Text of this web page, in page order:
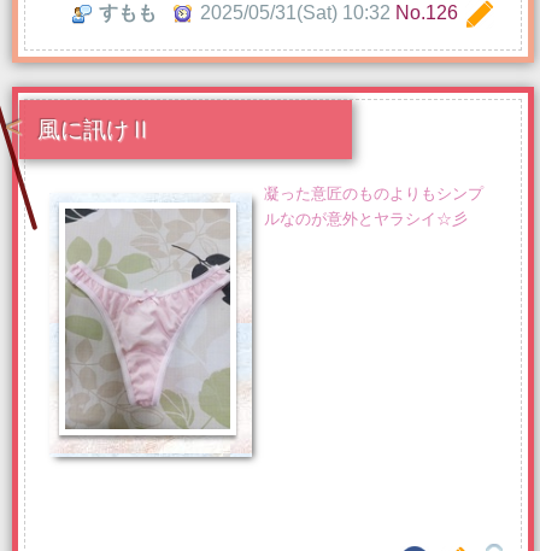
すもも 2025/05/31(Sat) 10:32 No.126
風に訊けⅡ
凝った意匠のものよりもシンプ
ルなのが意外とヤラシイ☆彡